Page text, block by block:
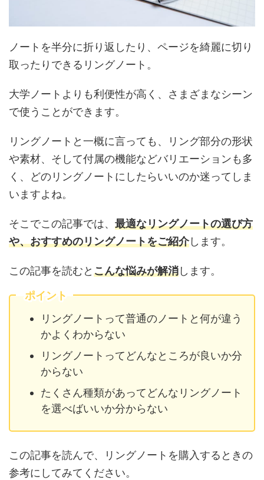
ノートを半分に折り返したり、ページを綺麗に切り
取ったりできるリングノート。
大学ノートよりも利便性が高く、さまざまなシーン
で使うことができます。
リングノートと一概に言っても、リング部分の形状
や素材、そして付属の機能などバリエーションも多
く、どのリングノートにしたらいいのか迷ってしま
いますよね。
そこでこの記事では、 最適なリングノートの選び方
や、おすすめのリングノートをご紹介します。
この記事を読むとこんな悩みが解消します。
ポイント
リングノートって普通のノートと何が違う
かよくわからない
リングノートってどんなところが良いか分
からない
たくさん種類があってどんなリングノート
を選べばいいか分からない
この記事を読んで、リングノートを購入するときの
参考にしてみてください。